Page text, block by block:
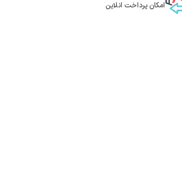
امکان پرداخت انلاین